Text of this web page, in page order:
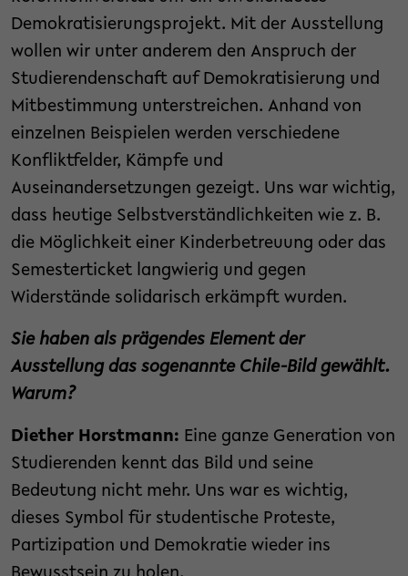
Demokratisierungsprojekt. Mit der Ausstellung
wollen wir unter anderem den Anspruch der
Studierendenschaft auf Demokratisierung und
Mitbestimmung unterstreichen. Anhand von
einzelnen Beispielen werden verschiedene
Konfliktfelder, Kämpfe und
Auseinandersetzungen gezeigt. Uns war wichtig,
dass heutige Selbstverständlichkeiten wie z. B.
die Möglichkeit einer Kinderbetreuung oder das
Semesterticket langwierig und gegen
Widerstände solidarisch erkämpft wurden.
Sie haben als prägendes Element der
Ausstellung das sogenannte Chile-Bild gewählt.
Warum?
Diether Horstmann: Eine ganze Generation von
Studierenden kennt das Bild und seine
Bedeutung nicht mehr. Uns war es wichtig,
dieses Symbol für studentische Proteste,
Partizipation und Demokratie wieder ins